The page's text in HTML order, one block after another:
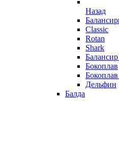
Назад
Classic
Rotan
Shark
Бокоплав
Дельфин
Балда